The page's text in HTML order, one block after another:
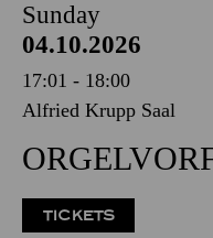
Sunday
04.10.2026
17:01 - 18:00
Alfried Krupp Saal
TICKETS